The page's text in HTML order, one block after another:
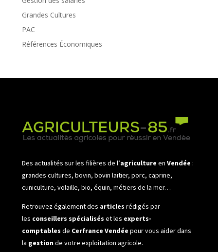
Grandes Cultures
PAC
Références Économiques
Des actualités sur les filières de l’agriculture en Vendée :
grandes cultures, bovin, bovin laitier, porc, caprine,
cuniculture, volaille, bio, équin, métiers de la mer…
Retrouvez également des articles rédigés par
les conseillers spécialisés et les experts-
comptables de Cerfrance Vendée pour vous aider dans
la gestionde votre exploitation agricole.